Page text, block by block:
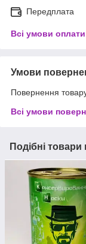
Передплата
Всі умови оплати
Умови
Повернення
Всі умови
Подібні товари